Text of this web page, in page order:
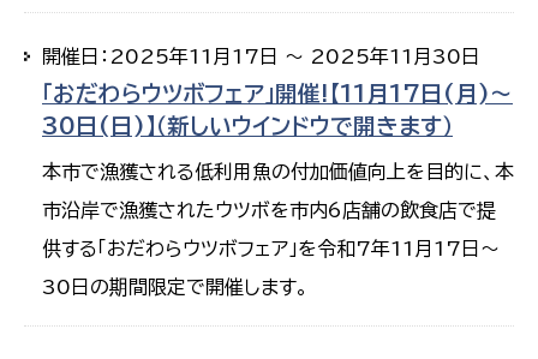
開催日：2025年11月17日 ～ 2025年11月30日
「おだわらウツボフェア」開催!【11月17日(月)～
30日(日)】（新しいウインドウで開きます）
本市で漁獲される低利用魚の付加価値向上を目的に、本
市沿岸で漁獲されたウツボを市内6店舗の飲食店で提
供する「おだわらウツボフェア」を令和7年11月17日～
30日の期間限定で開催します。